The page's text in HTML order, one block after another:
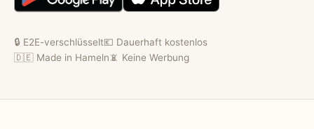
🔒 E2E-verschlüsselt💶 Dauerhaft kostenlos
🇩🇪 Made in Hameln📵 Keine Werbung